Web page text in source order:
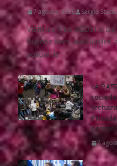
7 agosto, 2026 Sergio
VIERNES 7 DE AGOSTO
Buenos Aires, Axel Kicillof,
policial de
LA
7